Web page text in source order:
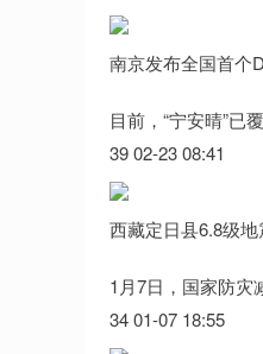
南京发布全国首个
目前，“宁安晴”已
39 02-23 08:41
西藏定日县6.8级
1月7日，国家防灾
34 01-07 18:55